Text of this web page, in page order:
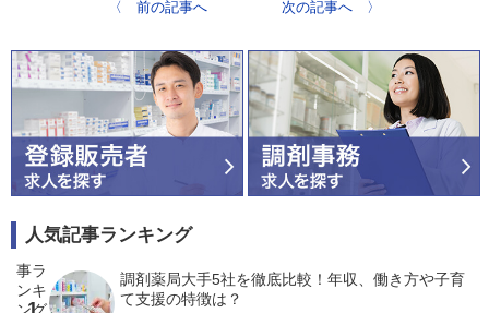
〈 前の記事へ 次の記事へ 〉
人気記事ランキング
1
調剤薬局大手5社を徹底比較！年収、働き方や子育
て支援の特徴は？